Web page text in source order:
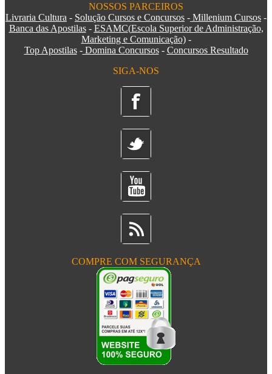
NOSSOS PARCEIROS
Livraria Cultura - Solução Cursos e Concursos - Millenium Cursos -
Banca das Apostilas- ESAMC(Escola Superior de Administração,
Marketing e Comunicação)-
Top Apostilas-Domina Concursos- Concursos Resultado
SIGA-NOS
COMPRE COM SEGURANÇA